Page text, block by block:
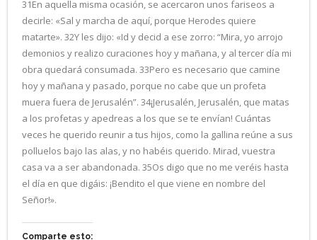
31En aquella misma ocasión, se acercaron unos fariseos a
decirle: «Sal y marcha de aquí, porque Herodes quiere
matarte». 32Y les dijo: «Id y decid a ese zorro: “Mira, yo arrojo
demonios y realizo curaciones hoy y mañana, y al tercer día mi
obra quedará consumada. 33Pero es necesario que camine
hoy y mañana y pasado, porque no cabe que un profeta
muera fuera de Jerusalén”. 34¡Jerusalén, Jerusalén, que matas
a los profetas y apedreas a los que se te envían! Cuántas
veces he querido reunir a tus hijos, como la gallina reúne a sus
polluelos bajo las alas, y no habéis querido. Mirad, vuestra
casa va a ser abandonada. 35Os digo que no me veréis hasta
el día en que digáis: ¡Bendito el que viene en nombre del
Señor!».
Comparte esto: